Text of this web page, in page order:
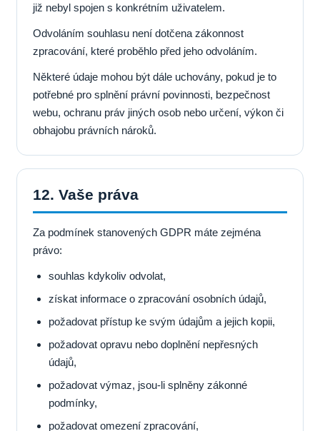
již nebyl spojen s konkrétním uživatelem.
Odvoláním souhlasu není dotčena zákonnost
zpracování, které proběhlo před jeho odvoláním.
Některé údaje mohou být dále uchovány, pokud je to
potřebné pro splnění právní povinnosti, bezpečnost
webu, ochranu práv jiných osob nebo určení, výkon či
obhajobu právních nároků.
12. Vaše práva
Za podmínek stanovených GDPR máte zejména
právo:
souhlas kdykoliv odvolat,
získat informace o zpracování osobních údajů,
požadovat přístup ke svým údajům a jejich kopii,
požadovat opravu nebo doplnění nepřesných
údajů,
požadovat výmaz, jsou-li splněny zákonné
podmínky,
požadovat omezení zpracování,